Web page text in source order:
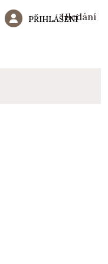
Hledání
PŘIHLÁŠENÍ